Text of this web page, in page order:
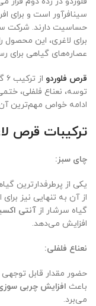
سینافرآور است و برای
حساسیت دارند. شرکت
برای لاغری، این محصول
عصاره‌های گیاهی برای
قرص فلوردو
توسه، نعناع فلفلی،
ادامه خواص مهم‌ترین
ترکیبات قرص
چای سبز:
یکی از پرطرفدارترین
از آن به تنهایی نیز
گیاه سرشار از آنتی
افزایش می‌دهد.
نعناع فلفلی:
حضور مقدار قابل توجهی
باعث افزایش چربی
می‌برد.